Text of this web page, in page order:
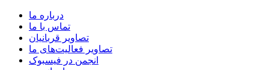
درباره ما
تماس با ما
تصاویر قربانیان
تصاویر فعالیت‌های ما
انجمن در فیسبوک